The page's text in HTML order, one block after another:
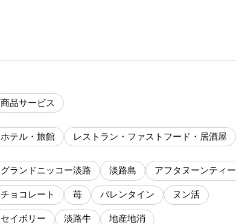
商品サービス
ホテル・旅館 レストラン・ファストフード・居酒屋
グランドニッコー淡路 淡路島 アフタヌーンティー
チョコレート 苺 バレンタイン ヌン活
セイボリー 淡路牛 地産地消